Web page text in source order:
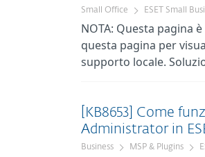
Small Office ESET Small
NOTA: Questa pagina
questa pagina per
supporto locale.
[KB8653] Come
Administrator in
Business MSP & Plugins